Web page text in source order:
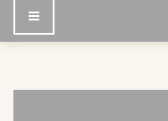
إضغط
للتصفح